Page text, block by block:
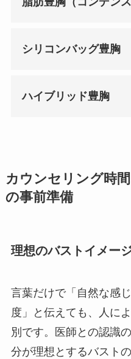
シリコンバッグ豊胸
ハイブリッド豊胸
カウンセリング時
の事前準備
理想のバストイメー
言葉だけで「自然な感
度」と伝えても、人に
別です。医師との認識
分が理想とするバスト